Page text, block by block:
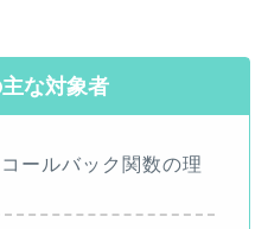
な対象者
ールバック関数の理